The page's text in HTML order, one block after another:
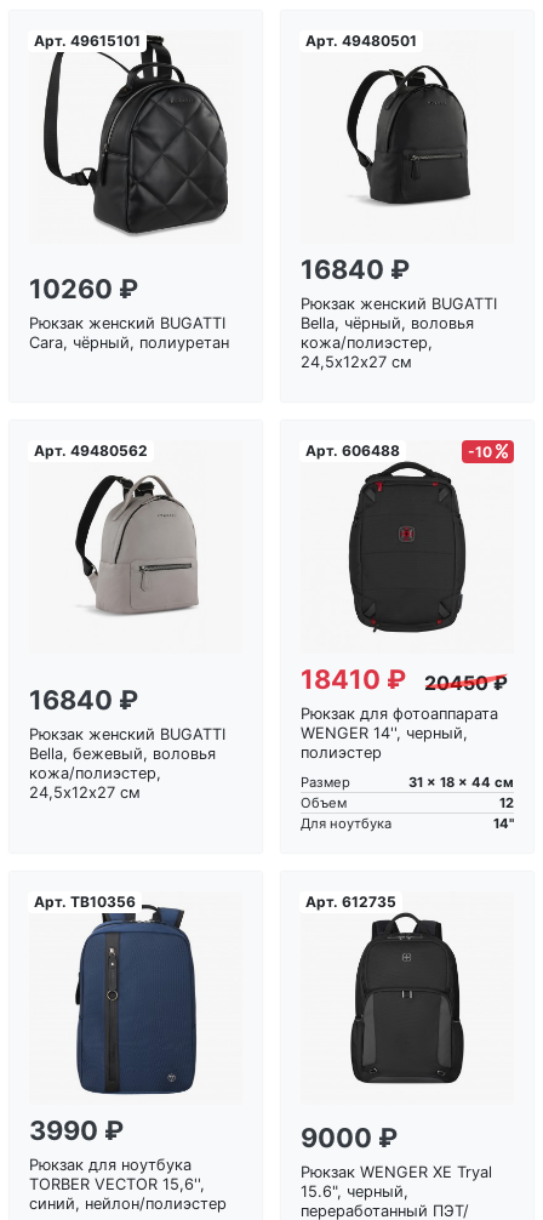
Арт. 49615101
Загрузка...
10260 ₽
Рюкзак женский BUGATTI
Cara, чёрный, полиуретан
Арт. 49480501
Загрузка...
16840 ₽
Рюкзак женский BUGATTI
Bella, чёрный, воловья
кожа/полиэстер,
24,5х12х27 см
Арт. 49480562
Загрузка...
16840 ₽
Рюкзак женский BUGATTI
Bella, бежевый, воловья
кожа/полиэстер,
24,5х12х27 см
Арт. 606488 -10
Загрузка...
18410 ₽ 20450 ₽
Рюкзак для фотоаппарата
WENGER 14'', черный,
полиэстер
Размер
31 x 18 x 44 см
Объем
12
Для ноутбука
14"
Арт. TB10356
Загрузка...
3990 ₽
Рюкзак для ноутбука
TORBER VECTOR 15,6'',
синий, нейлон/полиэстер
Арт. 612735
Загрузка...
9000 ₽
Рюкзак WENGER XE Tryal
15.6", черный,
переработанный ПЭТ/